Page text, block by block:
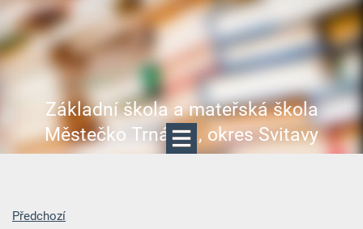
Základní škola a mateřská škola
Městečko Trnávka, okres Svitavy
Předchozí